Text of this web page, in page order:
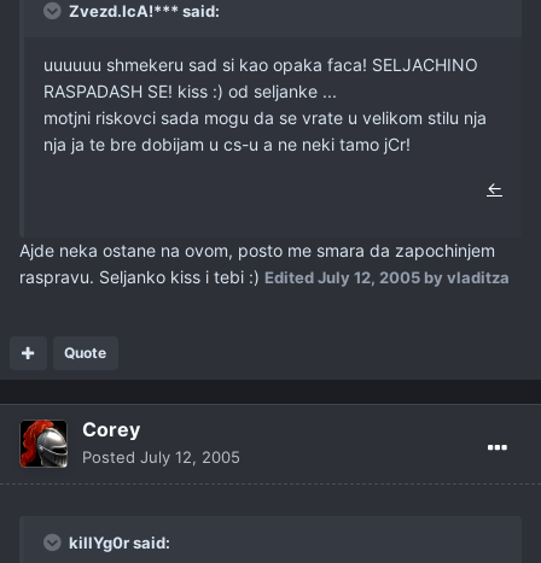
Zvezd.IcA!*** said:
uuuuuu shmekeru sad si kao opaka faca! SELJACHINO
RASPADASH SE! kiss :) od seljanke ...
motjni riskovci sada mogu da se vrate u velikom stilu nja
nja ja te bre dobijam u cs-u a ne neki tamo jCr!
←
Ajde neka ostane na ovom, posto me smara da zapochinjem
raspravu. Seljanko kiss i tebi :) EditedJuly 12, 2005 by vladitza
Quote
Corey
Posted July 12, 2005
killYg0r said: